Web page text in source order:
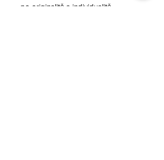
po originalitě a individualitě.